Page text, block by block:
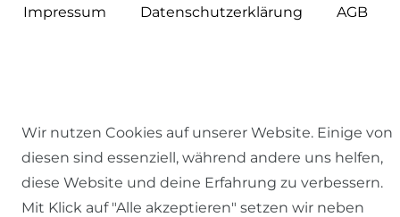
Impressum Daten­schutz­erklärung AGB
Barrierefreiheitserklärung Widerrufs­recht
Wir nutzen Cookies auf unserer Website. Einige von
diesen sind essenziell, während andere uns helfen,
diese Website und deine Erfahrung zu verbessern.
Mit Klick auf "Alle akzeptieren" setzen wir neben